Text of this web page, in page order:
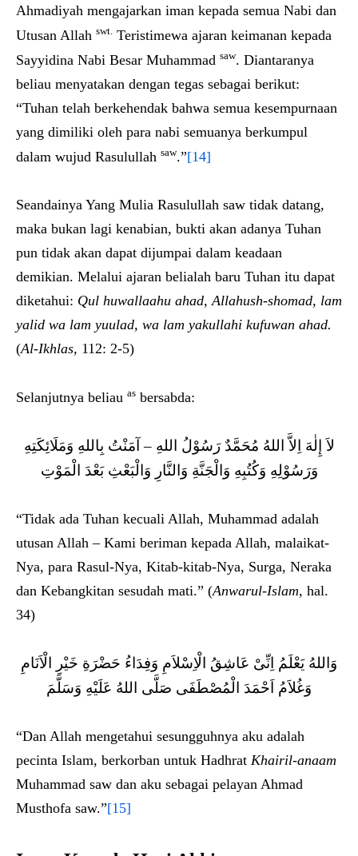
Ahmadiyah mengajarkan iman kepada semua Nabi dan
Utusan Allah swt. Teristimewa ajaran keimanan kepada
Sayyidina Nabi Besar Muhammad saw. Diantaranya
beliau menyatakan dengan tegas sebagai berikut:
“Tuhan telah berkehendak bahwa semua kesempurnaan
yang dimiliki oleh para nabi semuanya berkumpul
dalam wujud Rasulullah saw.”[14]
Seandainya Yang Mulia Rasulullah saw tidak datang,
maka bukan lagi kenabian, bukti akan adanya Tuhan
pun tidak akan dapat dijumpai dalam keadaan
demikian. Melalui ajaran belialah baru Tuhan itu dapat
diketahui: Qul huwallaahu ahad, Allahush-shomad, lam
yalid wa lam yuulad, wa lam yakullahi kufuwan ahad.
(Al-Ikhlas, 112: 2-5)
Selanjutnya beliau as bersabda:
لاَ إِلٰهَ اِلاَّ اللهُ مُحَمَّدٌ رَسُوْلُ اللهِ – آمَنْتُ بِاللهِ وَمَلَائِكَتِهِ
وَرَسُوْلِهِ وَكُتُبِهِ وَالْجَنَّةِ وَالنَّارِ وَالْبَعْثِ بَعْدَ الْمَوْتِ
“Tidak ada Tuhan kecuali Allah, Muhammad adalah
utusan Allah – Kami beriman kepada Allah, malaikat-
Nya, para Rasul-Nya, Kitab-kitab-Nya, Surga, Neraka
dan Kebangkitan sesudah mati.” (Anwarul-Islam, hal.
34)
وَاللهُ يَعْلَمُ اِنِّىْ عَاشِقُ الْاِسْلاَمِ وَفِدَاءُ حَضْرَةِ خَيْرِ الْاَنَامِ
وَغُلاَمُ اَحْمَدَ الْمُصْطَفَى صَلَّى اللهُ عَلَيْهِ وَسَلَّمَ
“Dan Allah mengetahui sesungguhnya aku adalah
pecinta Islam, berkorban untuk Hadhrat Khairil-anaam
Muhammad saw dan aku sebagai pelayan Ahmad
Musthofa saw.”[15]